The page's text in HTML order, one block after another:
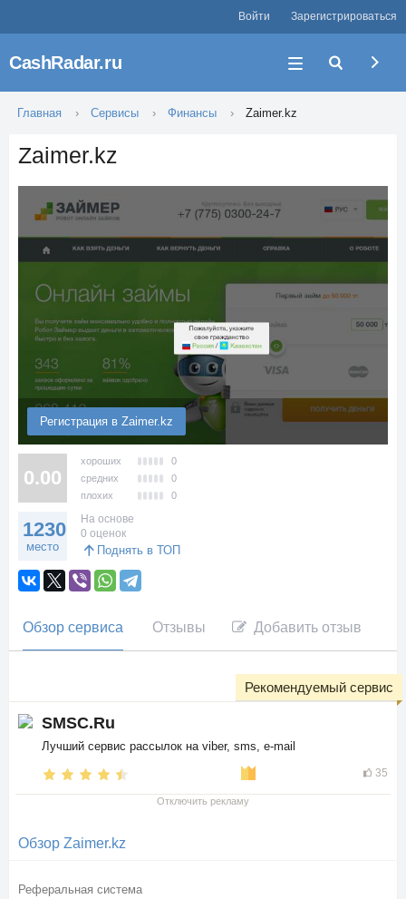
Войти Зарегистрироваться
CashRadar.ru
Главная Сервисы Финансы Zaimer.kz
Zaimer.kz
Регистрация в Zaimer.kz
0.00
хороших
0
средних
0
плохих
0
1230
место
На основе
0 оценок
Поднять в ТОП
Обзор сервиса Отзывы Добавить отзыв
SMSC.Ru
Лучший сервис рассылок на viber, sms, e-mail
35
Рекомендуемый сервис
Отключить рекламу
Обзор Zaimer.kz
Реферальная система